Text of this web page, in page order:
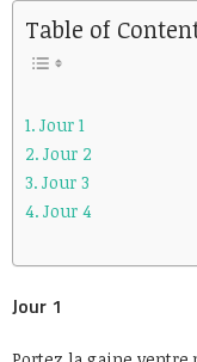
Table of
Jour 1
Jour 2
Jour 3
Jour 4
Jour 1